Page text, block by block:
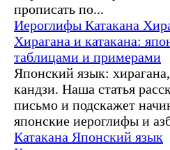
прописать по...
Иероглифы Катакана
Хирагана и катакана:
таблицами и примерами
Японский язык:
кандзи. Наша статья
письмо и подскажет
японские иероглифы и
Катакана Японский язык